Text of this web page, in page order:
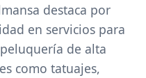
destaca por
en servicios para
de alta
como tatuajes,